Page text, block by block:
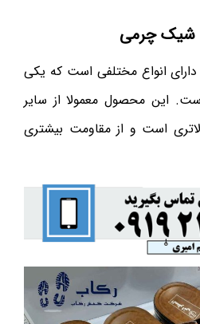
شیک چرمی
دارای انواع مختلفی است که یکی
این محصول معمولا از سایر
است و از مقاومت بیشتری